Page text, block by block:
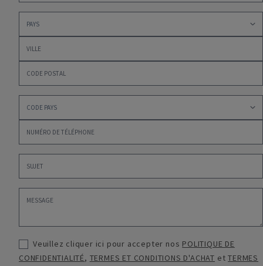
Veuillez cliquer ici pour accepter nos POLITIQUE DE
CONFIDENTIALITÉ, TERMES ET CONDITIONS D'ACHAT etTERMES